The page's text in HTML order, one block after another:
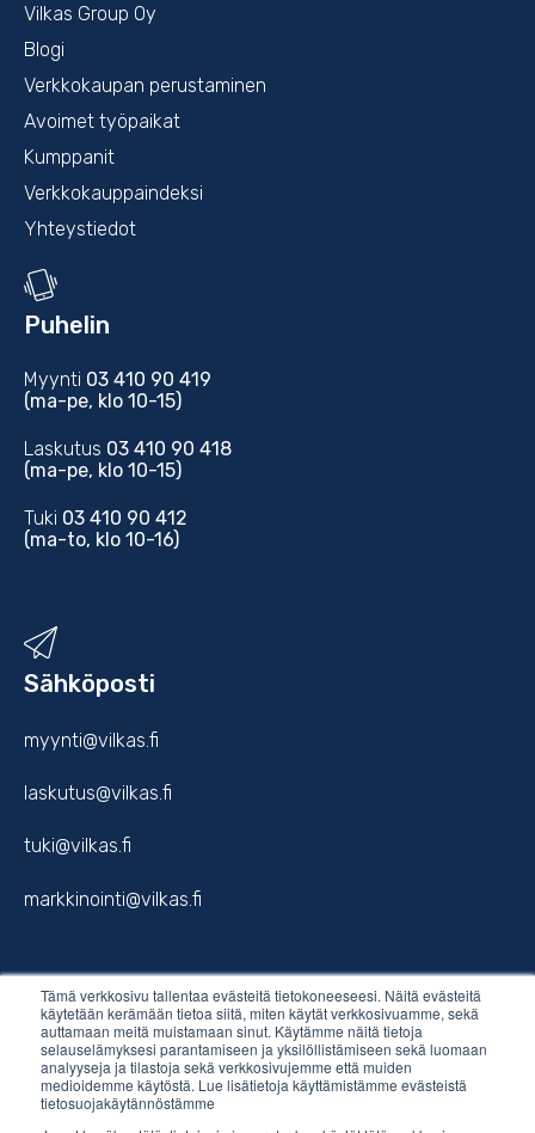
Tämä verkkosivu tallentaa evästeitä tietokoneeseesi. Näitä evästeitä
käytetään kerämään tietoa siitä, miten käytät verkkosivuamme, sekä
auttamaan meitä muistamaan sinut. Käytämme näitä tietoja
selauselämyksesi parantamiseen ja yksilöllistämiseen sekä luomaan
analyyseja ja tilastoja sekä verkkosivujemme että muiden
medioidemme käytöstä. Lue lisätietoja käyttämistämme evästeistä
tietosuojakäytännöstämme
Vilkas Group Oy
Blogi
Verkkokaupan perustaminen
Avoimet työpaikat
Kumppanit
Verkkokauppaindeksi
Yhteystiedot
Puhelin
Myynti 03 410 90 419
(ma-pe, klo 10-15)
Laskutus 03 410 90 418
(ma-pe, klo 10-15)
Tuki 03 410 90 412
(ma-to, klo 10-16)
Sähköposti
myynti@vilkas.fi
laskutus@vilkas.fi
tuki@vilkas.fi
markkinointi@vilkas.fi
etunimi.sukunimi@vilkas.fi